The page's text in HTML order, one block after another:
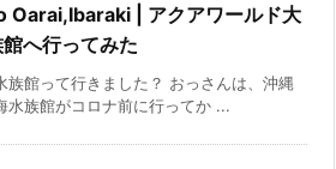
Oarai,Ibaraki | アクアワールド大
へ行ってみた
族館って行きました？ おっさんは、沖縄
水族館がコロナ前に行ってか ...